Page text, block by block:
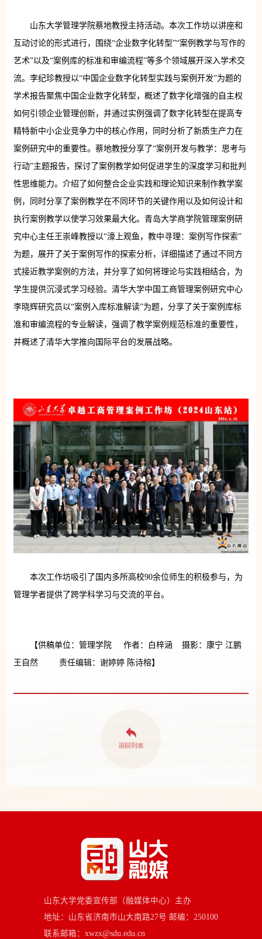
山东大学管理学院蔡地教授主持活动。本次工作坊以讲座和
互动讨论的形式进行，围绕“企业数字化转型”“案例教学与写作的
艺术”以及“案例库的标准和审编流程”等多个领域展开深入学术交
流。李纪珍教授以“中国企业数字化转型实践与案例开发”为题的
学术报告聚焦中国企业数字化转型，概述了数字化增强的自主权
如何引领企业管理创新，并通过实例强调了数字化转型在提高专
精特新中小企业竞争力中的核心作用，同时分析了新质生产力在
案例研究中的重要性。蔡地教授分享了“案例开发与教学：思考与
行动”主题报告，探讨了案例教学如何促进学生的深度学习和批判
性思维能力。介绍了如何整合企业实践和理论知识来制作教学案
例，同时分享了案例教学在不同环节的关键作用以及如何设计和
执行案例教学以使学习效果最大化。青岛大学商学院管理案例研
究中心主任王崇峰教授以“濠上观鱼，教中寻理：案例写作探索”
为题，展开了关于案例写作的探索分析，详细描述了通过不同方
式接近教学案例的方法，并分享了如何将理论与实践相结合，为
学生提供沉浸式学习经验。清华大学中国工商管理案例研究中心
李晓辉研究员以“案例入库标准解读”为题，分享了关于案例库标
准和审编流程的专业解读，强调了教学案例规范标准的重要性，
并概述了清华大学推向国际平台的发展战略。
本次工作坊吸引了国内多所高校90余位师生的积极参与，为
管理学者提供了跨学科学习与交流的平台。
【供稿单位：管理学院 作者：白梓涵 摄影：康宁 江鹏
王自然 责任编辑：谢婷婷 陈诗榕】
山东大学党委宣传部（融媒体中心）主办
地址：山东省济南市山大南路27号 邮编：250100
联系邮箱：xwzx@sdu.edu.cn